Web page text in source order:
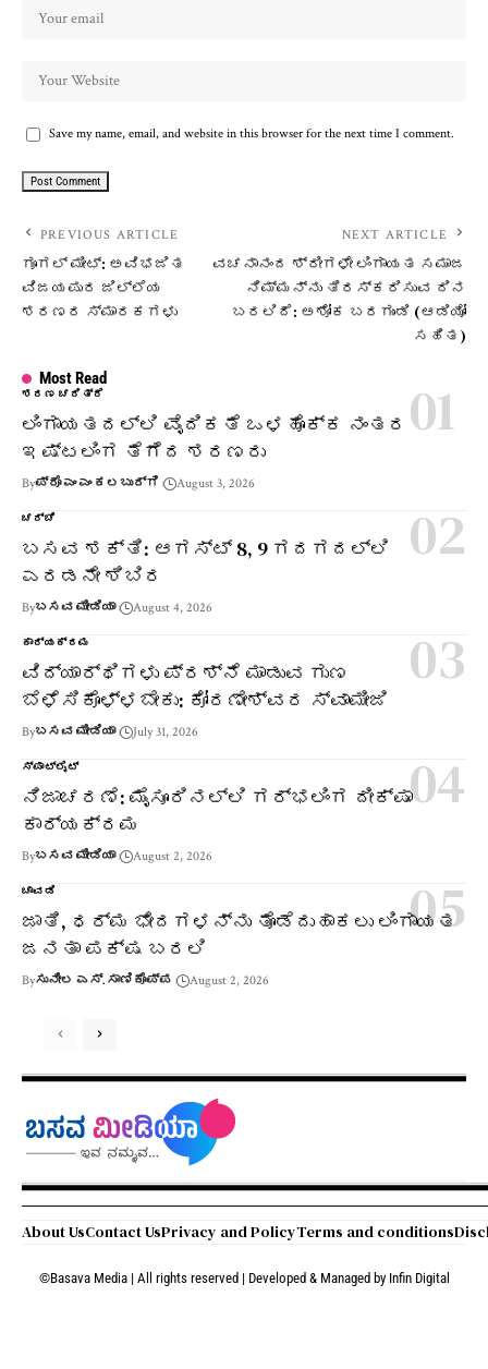
Save my name, email, and website in this browser for the next time I comment.
PREVIOUS ARTICLE
ಗೂಗಲ್ ಮೀಟ್: ಅವಿಭಜಿತ
ವಿಜಯಪುರ ಜಿಲ್ಲೆಯ
ಶರಣರ ಸ್ಮಾರಕಗಳು
NEXT ARTICLE
ವಚನಾನಂದ ಶ್ರೀಗಳೇ ಲಿಂಗಾಯತ ಸಮಾಜ
ನಿಮ್ಮನ್ನು ತಿರಸ್ಕರಿಸುವ ದಿನ
ಬರಲಿದೆ: ಅಶೋಕ ಬರಗುಂಡಿ (ಆಡಿಯೋ
ಸಹಿತ)
Most Read
ಶರಣ ಚರಿತ್ರೆ
ಲಿಂಗಾಯತದಲ್ಲಿ ವೈದಿಕತೆ ಒಳಹೊಕ್ಕ ನಂತರ
ಇಷ್ಟಲಿಂಗ ತೆಗೆದ ಶರಣರು
Byಪ್ರೊ ಎಂ ಎಂ ಕಲಬುರ್ಗಿ August 3, 2026
ಚರ್ಚೆ
ಬಸವ ಶಕ್ತಿ: ಆಗಸ್ಟ್ 8, 9 ಗದಗದಲ್ಲಿ
ಎರಡನೇ ಶಿಬಿರ
Byಬಸವ ಮೀಡಿಯಾ August 4, 2026
ಕಾರ್ಯಕ್ರಮ
ವಿದ್ಯಾರ್ಥಿಗಳು ಪ್ರಶ್ನೆ ಮಾಡುವ ಗುಣ
ಬೆಳೆಸಿಕೊಳ್ಳಬೇಕು: ಕೋರಣೇಶ್ವರ ಸ್ವಾಮೀಜಿ
Byಬಸವ ಮೀಡಿಯಾ July 31, 2026
ಸ್ಪಾಟ್‌ಲೈಟ್
ನಿಜಾಚರಣೆ: ಮೈಸೂರಿನಲ್ಲಿ ಗರ್ಭಲಿಂಗ ದೀಕ್ಷಾ
ಕಾರ್ಯಕ್ರಮ
Byಬಸವ ಮೀಡಿಯಾ August 2, 2026
ಚಾವಡಿ
ಜಾತಿ, ಧರ್ಮ ಭೇದಗಳನ್ನು ತೊಡೆದುಹಾಕಲು ಲಿಂಗಾಯತ
ಜನತಾ ಪಕ್ಷ ಬರಲಿ
Byಸುನೀಲ ಎಸ್. ಸಾಣಿಕೊಪ್ಪ August 2, 2026
About UsContact UsPrivacy and PolicyTerms and conditions
©Basava Media | All rights reserved | Developed & Managed by Infin Digital